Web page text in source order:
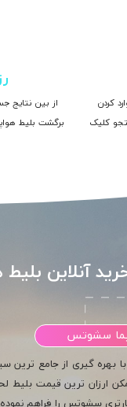
کردن
کلیک
از بین نتایج
برگشت بلیط
آنلاین
سشوتس
بهره گیری از جامع ترین
ارزان ترین قیمت بلیط
سشوتس را فراهم